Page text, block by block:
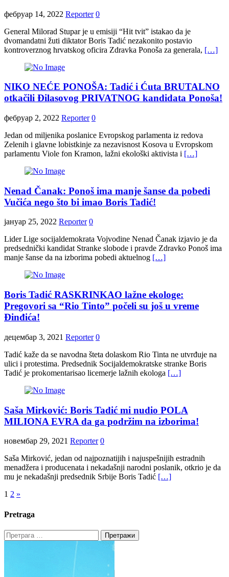
фебруар 14, 2022 Reporter 0
General Milorad Stupar je u emisiji “Hit tvit” istakao da je
dvomandatni žuti diktator Boris Tadić nezakonito postavio
kontroverznog hrvatskog oficira Zdravka Ponoša za generala, […]
NIKO NEĆE PONOŠA: Tadić i Ćuta BRUTALNO
otkačili Đilasovog PRIVATNOG kandidata Ponoša!
фебруар 2, 2022 Reporter 0
Jedan od miljenika poslanice Evropskog parlamenta iz redova
Zelenih i glavne lobistkinje za nezavisnost Kosova u Evropskom
parlamentu Viole fon Kramon, lažni ekološki aktivista i […]
Nenad Čanak: Ponoš ima manje šanse da pobedi
Vučića nego što bi imao Boris Tadić!
јануар 25, 2022 Reporter 0
Lider Lige socijaldemokrata Vojvodine Nenad Čanak izjavio je da
predsednički kandidat Stranke slobode i pravde Zdravko Ponoš ima
manje šanse da na izborima pobedi aktuelnog […]
Boris Tadić RASKRINKAO lažne ekologe:
Pregovori sa “Rio Tinto” počeli su još u vreme
Đinđića!
децембар 3, 2021 Reporter 0
Tadić kaže da se navodna šteta dolaskom Rio Tinta ne utvrđuje na
ulici i protestima. Predsednik Socijaldemokratske stranke Boris
Tadić je prokomentarisao licemerje lažnih ekologa […]
Saša Mirković: Boris Tadić mi nudio POLA
MILIONA EVRA da ga podržim na izborima!
новембар 29, 2021 Reporter 0
Saša Mirković, jedan od najpoznatijih i najuspešnijih estradnih
menadžera i producenata i nekadašnji narodni poslanik, otkrio je da
mu je nekadašnji predsednik Srbije Boris Tadić […]
Пагинација
чланака
1 2 »
Pretraga
Претрага
за: